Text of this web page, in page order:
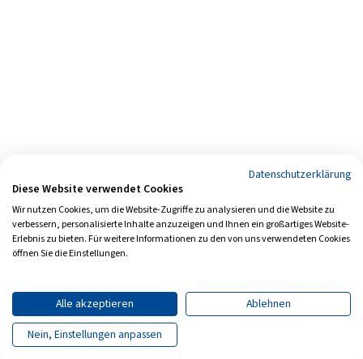
Datenschutzerklärung
Diese Website verwendet Cookies
Wir nutzen Cookies, um die Website-Zugriffe zu analysieren und die Website zu
verbessern, personalisierte Inhalte anzuzeigen und Ihnen ein großartiges Website-
Erlebnis zu bieten. Für weitere Informationen zu den von uns verwendeten Cookies
öffnen Sie die Einstellungen.
Alle akzeptieren
Ablehnen
Nein, Einstellungen anpassen